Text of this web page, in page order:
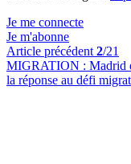
Je me connecte
Je m'abonne
Article précédent 2/21
MIGRATION : Madrid
la réponse au défi